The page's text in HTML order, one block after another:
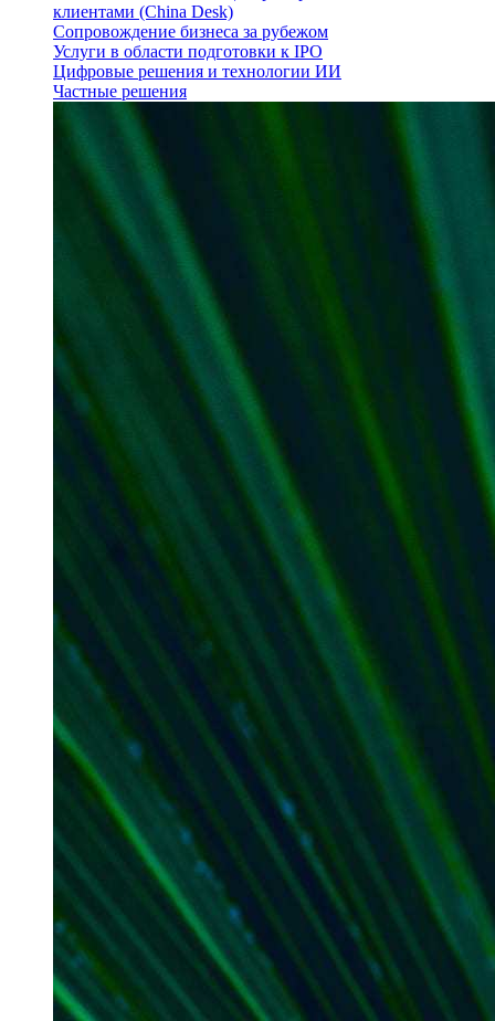
клиентами (China Desk)
Сопровождение бизнеса за рубежом
Услуги в области подготовки к IPO
Цифровые решения и технологии ИИ
Частные решения